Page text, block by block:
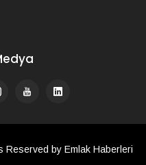
by Emlak Haberleri